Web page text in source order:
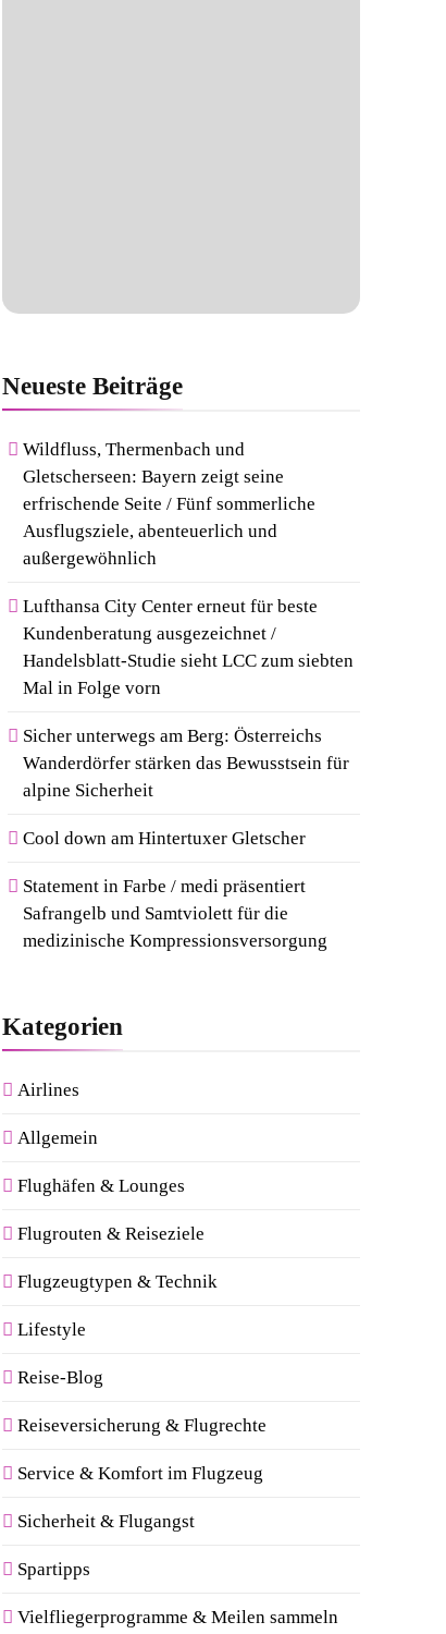
NeuesteBeiträge
Wildfluss, Thermenbach und
Gletscherseen: Bayern zeigt seine
erfrischende Seite / Fünf sommerliche
Ausflugsziele, abenteuerlich und
außergewöhnlich
Lufthansa City Center erneut für beste
Kundenberatung ausgezeichnet /
Handelsblatt-Studie sieht LCC zum siebten
Mal in Folge vorn
Sicher unterwegs am Berg: Österreichs
Wanderdörfer stärken das Bewusstsein für
alpine Sicherheit
Cool down am Hintertuxer Gletscher
Statement in Farbe / medi präsentiert
Safrangelb und Samtviolett für die
medizinische Kompressionsversorgung
Kategorien
Airlines
Allgemein
Flughäfen & Lounges
Flugrouten & Reiseziele
Flugzeugtypen & Technik
Lifestyle
Reise-Blog
Reiseversicherung & Flugrechte
Service & Komfort im Flugzeug
Sicherheit & Flugangst
Spartipps
Vielfliegerprogramme & Meilen sammeln